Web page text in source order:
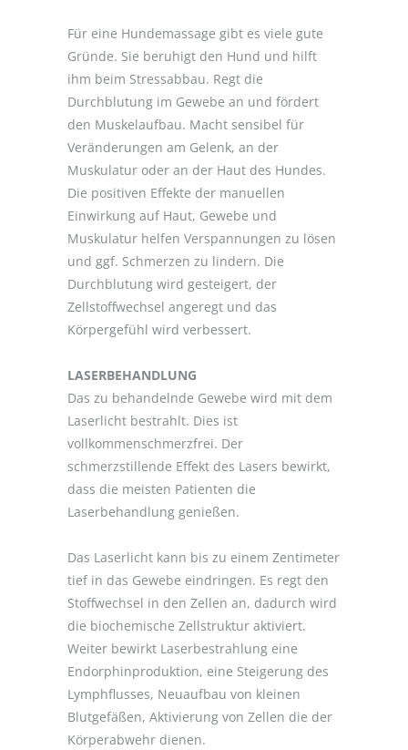
Für eine Hundemassage gibt es viele gute
Gründe. Sie beruhigt den Hund und hilft
ihm beim Stressabbau. Regt die
Durchblutung im Gewebe an und fördert
den Muskelaufbau. Macht sensibel für
Veränderungen am Gelenk, an der
Muskulatur oder an der Haut des Hundes.
Die positiven Effekte der manuellen
Einwirkung auf Haut, Gewebe und
Muskulatur helfen Verspannungen zu lösen
und ggf. Schmerzen zu lindern. Die
Durchblutung wird gesteigert, der
Zellstoffwechsel angeregt und das
Körpergefühl wird verbessert.
LASERBEHANDLUNG
Das zu behandelnde Gewebe wird mit dem
Laserlicht bestrahlt. Dies ist
vollkommenschmerzfrei. Der
schmerzstillende Effekt des Lasers bewirkt,
dass die meisten Patienten die
Laserbehandlung genießen.
Das Laserlicht kann bis zu einem Zentimeter
tief in das Gewebe eindringen. Es regt den
Stoffwechsel in den Zellen an, dadurch wird
die biochemische Zellstruktur aktiviert.
Weiter bewirkt Laserbestrahlung eine
Endorphinproduktion, eine Steigerung des
Lymphflusses, Neuaufbau von kleinen
Blutgefäßen, Aktivierung von Zellen die der
Körperabwehr dienen.